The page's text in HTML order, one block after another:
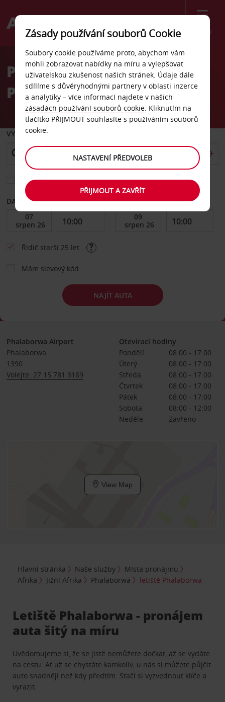
Menu
Welcome
AvisPronájem auta letiště
Phalaborwa
VYZVEDNOUT Z
Vyberte si jiné místo vrácení
DATUM OD DATUM DO
Řidič starší 25 let
Mám slevový kód
NAJÍT AUTA
Phalaborwa Airport
Phalaborwa
1390
Volejte: 27 15 781 3169
Otevírací hodiny
Pondělí
08:00 - 17:00
Úterý
08:00 - 17:00
Středa
08:00 - 17:00
Čtvrtek
08:00 - 17:00
Pátek
08:00 - 17:00
Sobota
08:00 - 12:00
Neděle
Zavřeno
View Map
Hlavní stránka Naše služby
Místa pronájmu
Afrika
Jižní Afrika Phalaborwa letiště Phalaborwa
Letiště Phalaborwa - pronájem
auta šitý na míru
Uvědomujeme si, že se jistě nemůžete dočkat, až se vydáte
na cestu. Ať už se chystáte kamkoliv, u nás si můžete půjčit
auto snadněji než kdy předtím. Stačí si vyzvednout klíče a
vyrazit.
Zásady používání souborů Cookie
Soubory cookie používáme proto, abychom vám
mohli zobrazovat nabídky na míru a vylepšovat
uživatelskou zkušenost našich stránek. Údaje dále
sdílíme s důvěryhodnými partnery v oblasti inzerce
a analytiky – více informací najdete v našich
zásadách používání souborů cookie. Kliknutím na
tlačítko PŘIJMOUT souhlasíte s používáním souborů
cookie.
NASTAVENÍ PŘEDVOLEB
PŘIJMOUT A ZAVŘÍT